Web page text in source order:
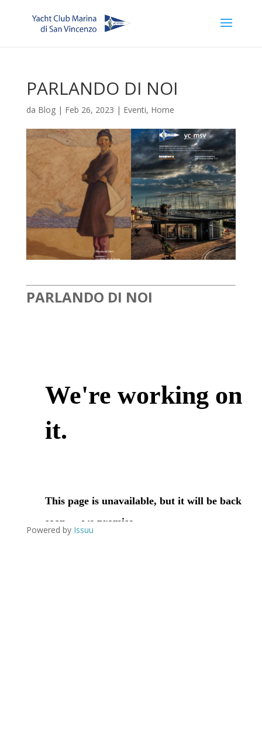
PARLANDO DI NOI
da Blog| Feb 26, 2023 | Eventi, Home
PARLANDO DI NOI
Powered by Issuu